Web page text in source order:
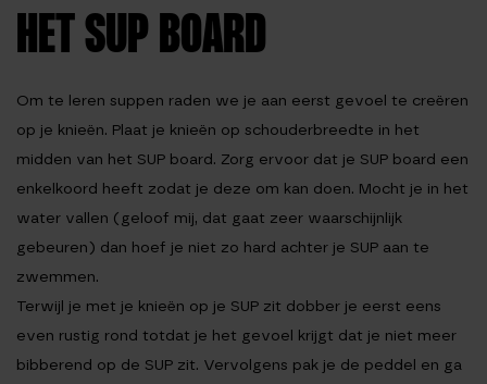
HET SUP BOARD
Om te leren suppen raden we je aan eerst gevoel te creëren
op je knieën. Plaat je knieën op schouderbreedte in het
midden van het SUP board. Zorg ervoor dat je SUP board een
enkelkoord heeft zodat je deze om kan doen. Mocht je in het
water vallen (geloof mij, dat gaat zeer waarschijnlijk
gebeuren) dan hoef je niet zo hard achter je SUP aan te
zwemmen.
Terwijl je met je knieën op je SUP zit dobber je eerst eens
even rustig rond totdat je het gevoel krijgt dat je niet meer
bibberend op de SUP zit. Vervolgens pak je de peddel en ga